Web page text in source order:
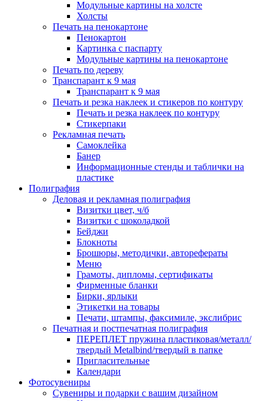
Модульные картины на холсте
Холсты
Печать на пенокартоне
Пенокартон
Картинка с паспарту
Модульные картины на пенокартоне
Печать по дереву
Транспарант к 9 мая
Транспарант к 9 мая
Печать и резка наклеек и стикеров по контуру
Печать и резка наклеек по контуру
Стикерпаки
Рекламная печать
Самоклейка
Банер
Информационные стенды и таблички на
пластике
Полиграфия
Деловая и рекламная полиграфия
Визитки цвет, ч/б
Визитки с шоколадкой
Бейджи
Блокноты
Брошюры, методички, авторефераты
Меню
Грамоты, дипломы, сертификаты
Фирменные бланки
Бирки, ярлыки
Этикетки на товары
Печати, штампы, факсимиле, экслибрис
Печатная и постпечатная полиграфия
ПЕРЕПЛЕТ пружина пластиковая/металл/
твердый Metalbind/твердый в папке
Пригласительные
Календари
Фотосувениры
Сувениры и подарки с вашим дизайном